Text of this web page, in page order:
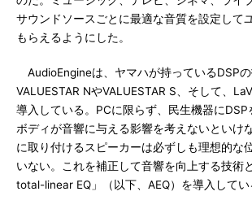
サウンドソースごとに最適な音質を設定して
もらえるようにした。
AudioEngineは、ヤマハが持っているDSP
VALUESTAR NやVALUESTAR S、そして、
導入している。PCに限らず、民生機器にDSP
ボディが音響に与える影響を考えないといけ
に取り付けるスピーカーは必ずしも理想的な
いない。これを補正して音響を向上する技術
total-linear EQ」（以下、AEQ）を導入してい